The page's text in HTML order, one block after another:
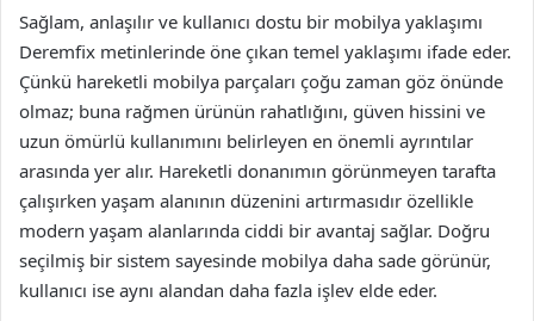
Sağlam, anlaşılır ve kullanıcı dostu bir mobilya yaklaşımı
Deremfix metinlerinde öne çıkan temel yaklaşımı ifade eder.
Çünkü hareketli mobilya parçaları çoğu zaman göz önünde
olmaz; buna rağmen ürünün rahatlığını, güven hissini ve
uzun ömürlü kullanımını belirleyen en önemli ayrıntılar
arasında yer alır. Hareketli donanımın görünmeyen tarafta
çalışırken yaşam alanının düzenini artırmasıdır özellikle
modern yaşam alanlarında ciddi bir avantaj sağlar. Doğru
seçilmiş bir sistem sayesinde mobilya daha sade görünür,
kullanıcı ise aynı alandan daha fazla işlev elde eder.